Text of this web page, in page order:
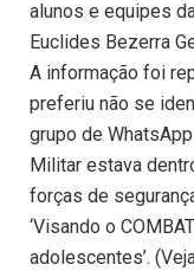
alunos e equipes
Euclides Bezerra
A informação foi
preferiu não se
grupo de
Militar estava
forças de
‘Visando o
adolescentes’.